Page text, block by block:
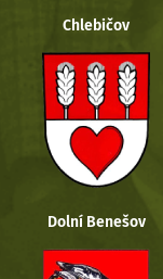
Chlebičov
Dolní Benešov